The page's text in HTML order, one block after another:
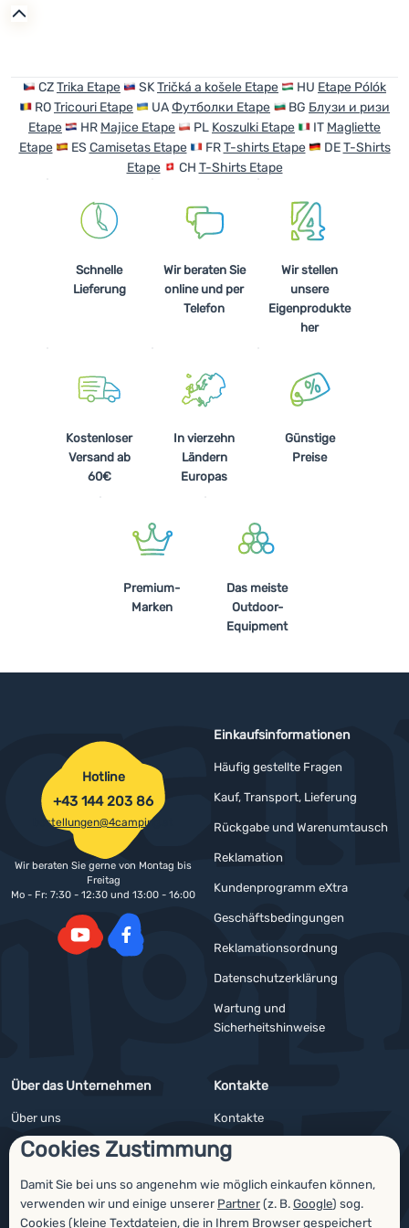
Cookies Zustimmung
Damit Sie bei uns so angenehm wie möglich einkaufen können,
verwenden wir und einige unserer Partner(z. B.Google) sog.
Cookies (kleine Textdateien, die in Ihrem Browser gespeichert
Anmelden /
CZTrika Etape SKTričká a košele Etape HU Etape Pólók
ROTricouri Etape UAФутболки Etape BG Блузи и ризи
Etape
HR Majice Etape PL Koszulki Etape IT Magliette
Etape
ES Camisetas Etape FRT-shirts Etape DET-Shirts
Etape
CH T-Shirts Etape
Schnelle
Lieferung
Wir beraten Sie
online und per
Telefon
Wir stellen
unsere
Eigenprodukte
her
Kostenloser
Versand ab
60€
In vierzehn
Ländern
Europas
Günstige
Preise
Premium-
Marken
Das meiste
Outdoor-
Equipment
Einkaufsinformationen
Häufig gestellte Fragen
Kauf, Transport, Lieferung
Rückgabe und Warenumtausch
Reklamation
Kundenprogramm eXtra
Geschäftsbedingungen
Reklamationsordnung
Datenschutzerklärung
Wartung und
Sicherheitshinweise
Über das Unternehmen
Über uns
Impressum
4camping4nature
Unsere Tester
Kontakte
Kontakte
Angebote für Firmen und Vereine
Newsletter
Hotline
+43 144 203 86
bestellungen@4camping.at
Wir beraten Sie gerne von Montag bis
Freitag
Mo - Fr: 7:30 - 12:30 und 13:00 - 16:00